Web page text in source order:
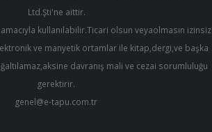
Ltd.Şti'ne aittir.
kullanılabilir.Ticari olsun veyaolmasın izinsiz
ve manyetik ortamlar ile kitap,dergi,ve başka
davranış mali ve cezai sorumluluğu
gerektirir.
genel@e-tapu.com.tr